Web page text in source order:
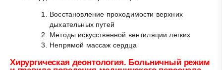
Восстановление проходимости верхних
дыхательных путей
Методы искусственной вентиляции легких
Непрямой массаж сердца
Хирургическая деонтология. Больничный режим